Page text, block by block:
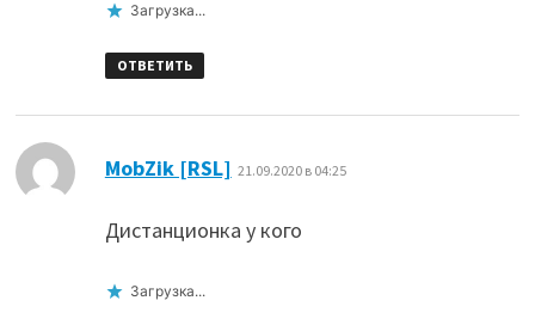
Загрузка...
ОТВЕТИТЬ
MobZik [RSL] 21.09.2020 в 04:25
Дистанционка у кого
Загрузка...